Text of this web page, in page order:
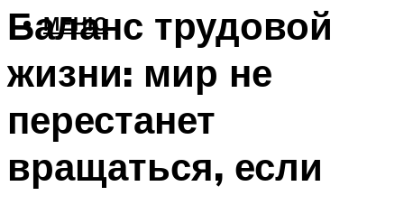
МЕНЮ
Баланс трудовой
жизни: мир не
перестанет
вращаться, если